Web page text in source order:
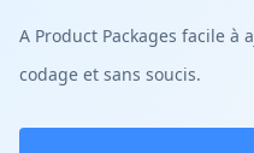
A Product Packages facile à
codage et sans soucis.